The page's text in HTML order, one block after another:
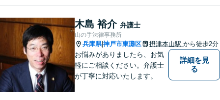
木島 裕介 弁護士
山の手法律事務所
兵庫県|神戸市東灘区 摂津本山駅 から徒歩2分
お悩みがありましたら、お気
軽にご相談ください。弁護士
が丁寧に対応いたします。
詳細を見
る